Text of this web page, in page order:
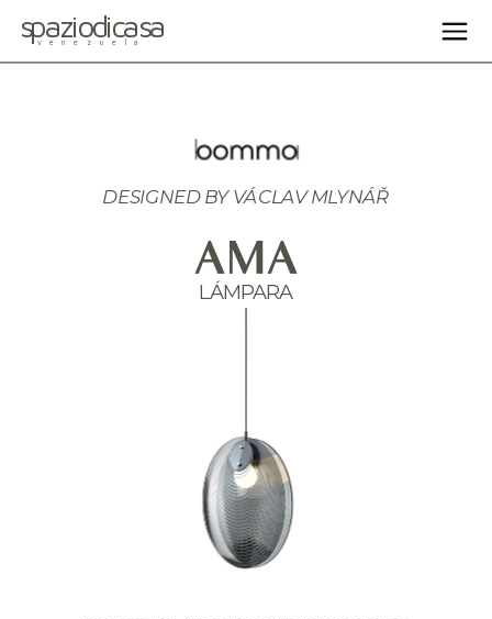
DESIGNED BY VÁCLAV MLYNÁŘ
AMA
LÁMPARA
spaziodicasa
venezuela